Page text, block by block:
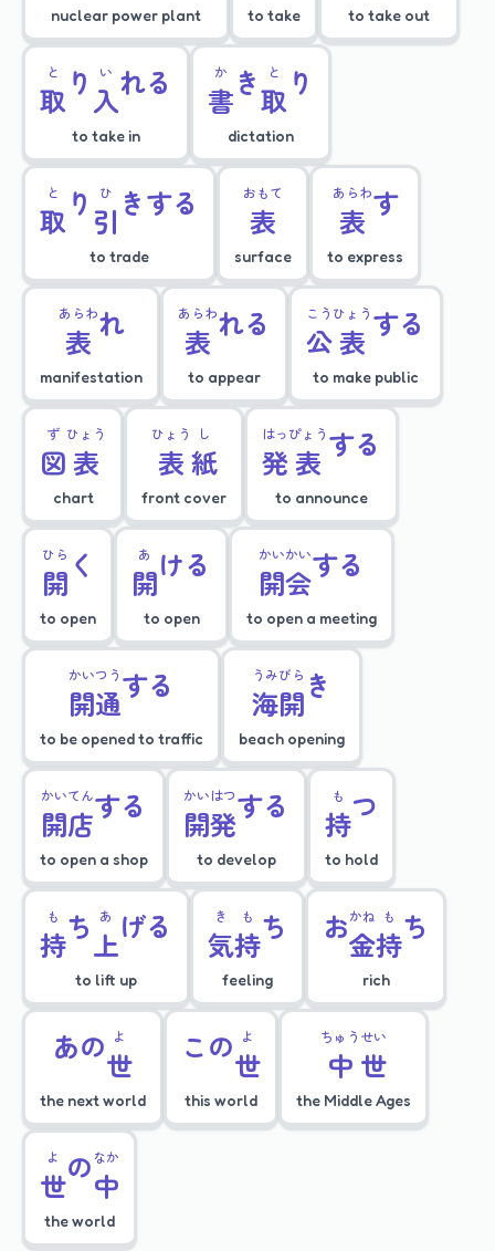
nuclear power plant to take to take out
取
と り 入
い れる
to take in
書
か き取
と り
dictation
取
と り 引
ひ きする
to trade
表
おもて
surface
表
あらわす
to express
表
あらわれ
manifestation
表
あらわれる
to appear
公
こう
表
ひょう する
to make public
図
ず
表
ひょう
chart
表
ひょう
紙
し
front cover
発
はっ
表
ぴょう する
to announce
開
ひら く
to open
開
あ ける
to open
開
かい
会
かいする
to open a meeting
開
かい
通
つう する
to be opened to traffic
海
うみ
開
びら き
beach opening
開
かい
店
てんする
to open a shop
開
かい
発
はつする
to develop
持
も つ
to hold
持
も ち上
あ げる
to lift up
気
き
持
も ち
feeling
お金
かね
持
も ち
rich
あの世
よ
the next world
この世
よ
this world
中
ちゅう
世
せい
the Middle Ages
世
よ の中
なか
the world